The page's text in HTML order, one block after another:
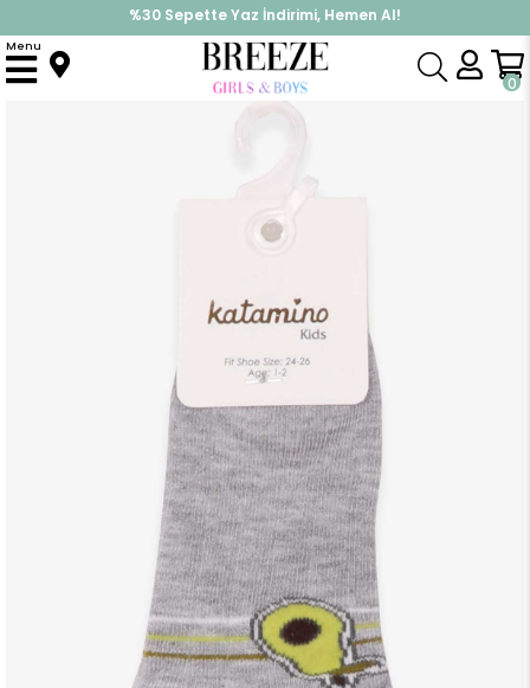
%30 Sepette Yaz İndirimi, Hemen Al!
İndirimlere ek %10 İndirimi Kap, Hemen Üye Ol!
0
Menu
Anasayfa Çorap Kız Çocuk Patik Çorap Avokado Desenli Gri (1-10 Yaş)